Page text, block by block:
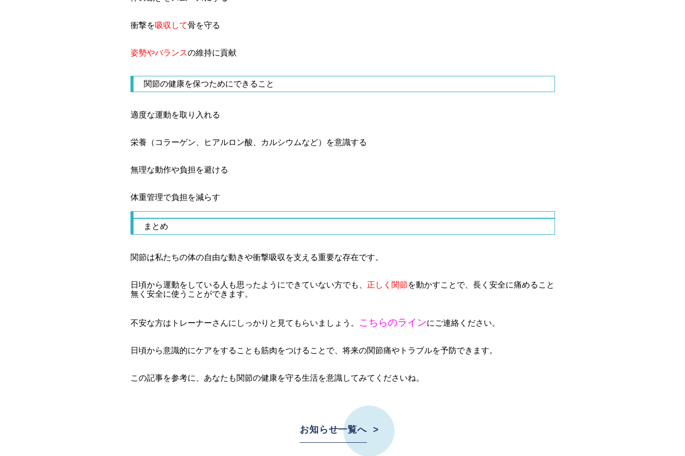
衝撃を吸収して骨を守る
姿勢やバランスの維持に貢献
関節の健康を保つためにできること
適度な運動を取り入れる
栄養（コラーゲン、ヒアルロン酸、カルシウムなど）を意識する
無理な動作や負担を避ける
体重管理で負担を減らす
まとめ
関節は私たちの体の自由な動きや衝撃吸収を支える重要な存在です。
日頃から運動をしている人も思ったようにできていない方でも、 正しく関節を動かすことで、長く安全に痛めること
無く安全に使うことができます。
不安な方はトレーナーさんにしっかりと見てもらいましょう。 こちらのラインにご連絡ください。
日頃から意識的にケアをすることも筋肉をつけることで、将来の関節痛やトラブルを予防できます。
この記事を参考に、あなたも関節の健康を守る生活を意識してみてくださいね。
お知らせ一覧へ